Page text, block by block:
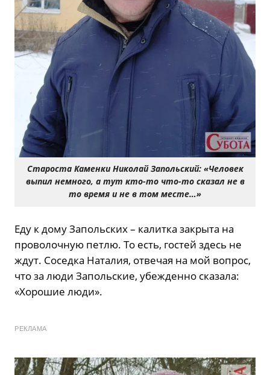
Староста Каменки Николай Запольский: «Человек
выпил немного, а тут кто-то что-то сказал не в
то время и не в том месте…»
Еду к дому Запольских – калитка закрыта на
проволочную петлю. То есть, гостей здесь не
ждут. Соседка Наталия, отвечая на мой вопрос,
что за люди Запольские, убежденно сказала:
«Хорошие люди».
РЕКЛАМА